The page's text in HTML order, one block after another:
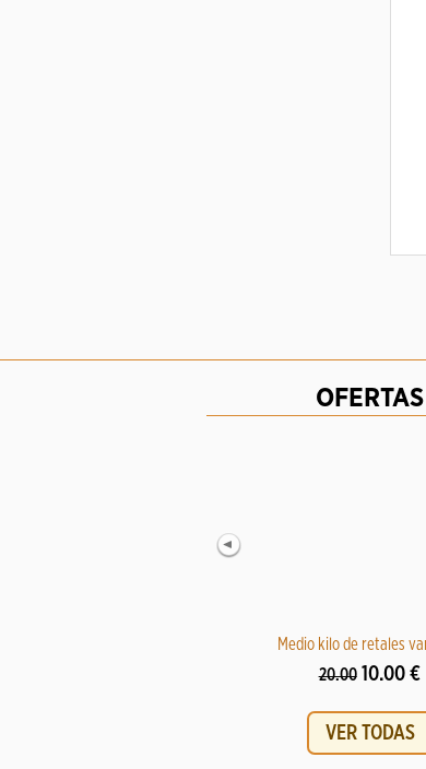
OFERTAS
Medio kilo de retales
20.0010.00 €
VER TODAS